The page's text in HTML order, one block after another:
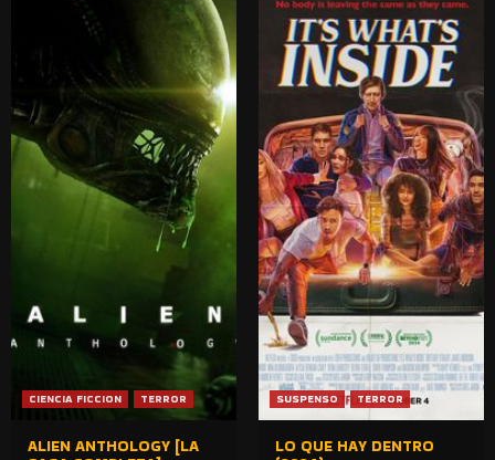
CIENCIA FICCION TERROR
ALIEN ANTHOLOGY [LA
SUSPENSO TERROR
LO QUE HAY DENTRO